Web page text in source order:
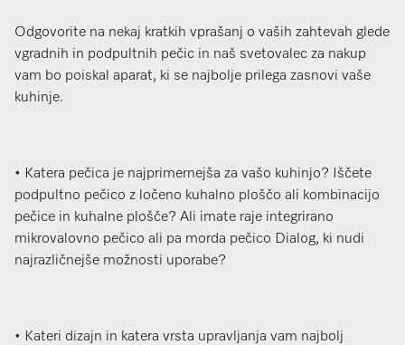
Odgovorite na nekaj kratkih vprašanj o vaših zahtevah glede
vgradnih in podpultnih pečic in naš svetovalec za nakup
vam bo poiskal aparat, ki se najbolje prilega zasnovi vaše
kuhinje.
• Katera pečica je najprimernejša za vašo kuhinjo? Iščete
podpultno pečico z ločeno kuhalno ploščo ali kombinacijo
pečice in kuhalne plošče? Ali imate raje integrirano
mikrovalovno pečico ali pa morda pečico Dialog, ki nudi
najrazličnejše možnosti uporabe?
• Kateri dizajn in katera vrsta upravljanja vam najbolj